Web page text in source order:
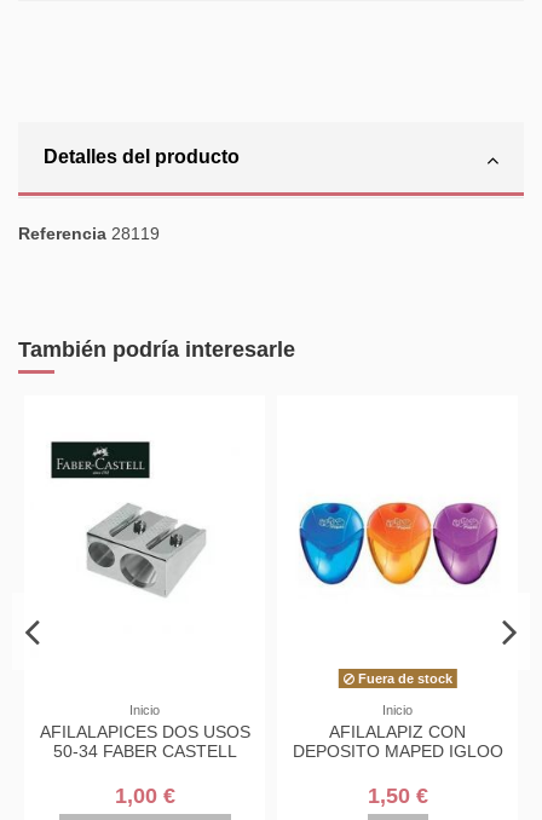
Detalles del producto
Referencia 28119
También podría interesarle
DOS USOS
FABER CASTELL
Fuera de stock
AFILALAPIZ CON
DEPOSITO MAPED IGLOO